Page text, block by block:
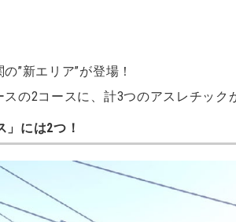
”新エリア”が登場！
の2コースに、計3つのアスレチック
には2つ！